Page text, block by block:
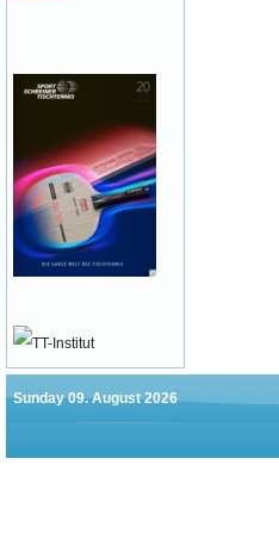
Sunday 09. August 2026